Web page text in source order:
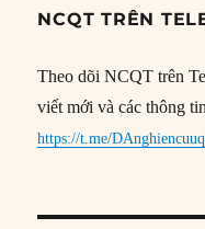
NCQT TRÊN
Theo dõi NCQT trên
viết mới và các thông
https://t.me/